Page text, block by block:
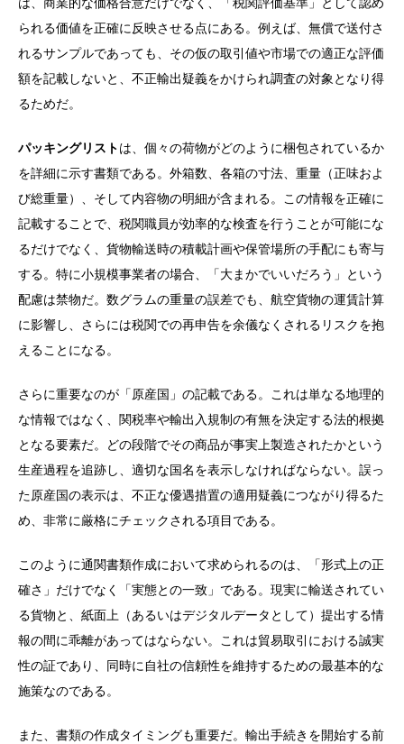
は、商業的な価格合意だけでなく、「税関評価基準」として認め
られる価値を正確に反映させる点にある。例えば、無償で送付さ
れるサンプルであっても、その仮の取引値や市場での適正な評価
額を記載しないと、不正輸出疑義をかけられ調査の対象となり得
るためだ。
パッキングリストは、個々の荷物がどのように梱包されているか
を詳細に示す書類である。外箱数、各箱の寸法、重量（正味およ
び総重量）、そして内容物の明細が含まれる。この情報を正確に
記載することで、税関職員が効率的な検査を行うことが可能にな
るだけでなく、貨物輸送時の積載計画や保管場所の手配にも寄与
する。特に小規模事業者の場合、「大まかでいいだろう」という
配慮は禁物だ。数グラムの重量の誤差でも、航空貨物の運賃計算
に影響し、さらには税関での再申告を余儀なくされるリスクを抱
えることになる。
さらに重要なのが「原産国」の記載である。これは単なる地理的
な情報ではなく、関税率や輸出入規制の有無を決定する法的根拠
となる要素だ。どの段階でその商品が事実上製造されたかという
生産過程を追跡し、適切な国名を表示しなければならない。誤っ
た原産国の表示は、不正な優遇措置の適用疑義につながり得るた
め、非常に厳格にチェックされる項目である。
このように通関書類作成において求められるのは、「形式上の正
確さ」だけでなく「実態との一致」である。現実に輸送されてい
る貨物と、紙面上（あるいはデジタルデータとして）提出する情
報の間に乖離があってはならない。これは貿易取引における誠実
性の証であり、同時に自社の信頼性を維持するための最基本的な
施策なのである。
また、書類の作成タイミングも重要だ。輸出手続きを開始する前